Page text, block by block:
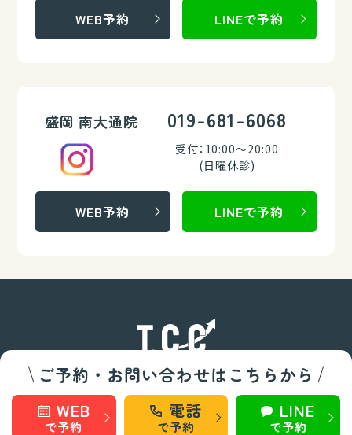
ご予約・お問い合わせはこちらから
WEB
で予約
電話
で予約
LINE
で予約
WEB予約 LINEで予約
盛岡 南大通院 019-681-6068
受付：10:00～20:00
(日曜休診)
WEB予約 LINEで予約
整骨/整体部門